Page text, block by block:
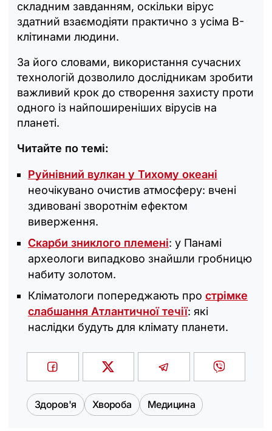
складним завданням, оскільки вірус
здатний взаємодіяти практично з усіма B-
клітинами людини.
За його словами, використання сучасних
технологій дозволило дослідникам зробити
важливий крок до створення захисту проти
одного із найпоширеніших вірусів на
планеті.
Читайте по темі:
Руйнівний вулкан у Тихому океані
неочікувано очистив атмосферу: вчені
здивовані зворотнім ефектом
виверження.
Скарби зниклого племені: у Панамі
археологи випадково знайшли гробницю
набиту золотом.
Кліматологи попереджають про стрімке
слабшання Атлантичної течії: які
наслідки будуть для клімату планети.
Здоров'я Хвороба Медицина